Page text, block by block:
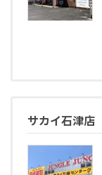
サカイ石津店